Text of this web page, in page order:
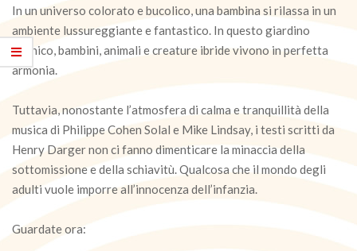
In un universo colorato e bucolico, una bambina si rilassa in un
ambiente lussureggiante e fantastico. In questo giardino
edenico, bambini, animali e creature ibride vivono in perfetta
armonia.
Tuttavia, nonostante l’atmosfera di calma e tranquillità della
musica di Philippe Cohen Solal e Mike Lindsay, i testi scritti da
Henry Darger non ci fanno dimenticare la minaccia della
sottomissione e della schiavitù. Qualcosa che il mondo degli
adulti vuole imporre all’innocenza dell’infanzia.
Guardate ora: